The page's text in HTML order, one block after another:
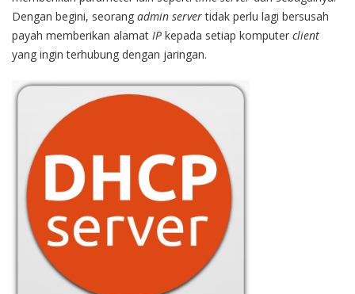
Dengan begini, seorang admin servertidak perlu lagi bersusah
payah memberikan alamat IP kepada setiap komputer client
yang ingin terhubung dengan jaringan.